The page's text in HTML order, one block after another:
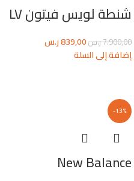
شنطة لويس فيتون LV
7.900,00ر.س839,00ر.س
إضافة إلى السلة
-13%
New Balance